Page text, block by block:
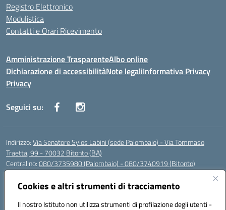
Cookies e altri strumenti di tracciamento
Il nostro Istituto non utilizza strumenti di profilazione degli utenti -
Registro Elettronico
Modulistica
Contatti e Orari Ricevimento
Amministrazione TrasparenteAlbo online
Dichiarazione di accessibilitàNote legaliInformativa Privacy
Privacy
Seguici su:
Indirizzo:Via Senatore Sylos Labini (sede Palombaio) - Via Tommaso
Traetta, 99 - 70032 Bitonto (BA)
Centralino:080/3735980 (Palombaio) - 080/3740919 (Bitonto)
Email:
Posta elettronica certificata (PEC):baic80800a@pec.istruzione.it
Codice fiscale: 93360210723